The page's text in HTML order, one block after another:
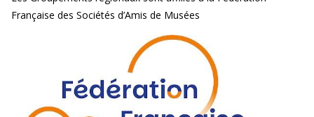
Française des Sociétés d’Amis de Musées